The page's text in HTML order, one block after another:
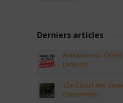
Derniers articles
Annulation du
Lanester
12e Circuit des
classements